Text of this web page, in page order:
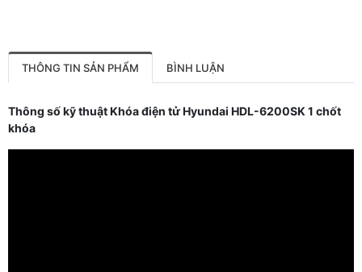
THÔNG TIN SẢN PHẨM BÌNH LUẬN
Thông số kỹ thuật Khóa điện tử Hyundai HDL-6200SK 1 chốt
khóa